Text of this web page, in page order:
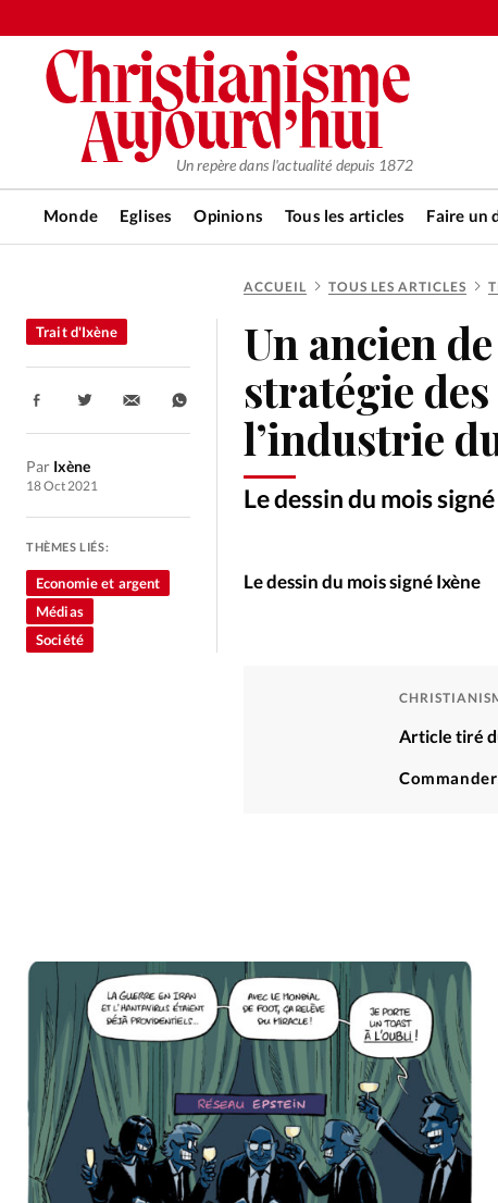
Un repère dans l'actualité depuis 1872
Monde Eglises Opinions Tous les articles Faire un
RUBRIQUES
Tous les articles
Actualité
Actualité internationale
Culture
Dossier Eglises
Génération réveil
Publireportage
Tour du monde des
Vie
ACCUEIL TOUS LES ARTICLES
Un ancien
stratégie
l’industrie
Le dessin du mois
Trait d'Ixène
Par Ixène
18 Oct 2021
Partager:
THÈMES LIÉS:
Economie et argent
Médias
Société
Le dessin du mois signé Ixène
Article tiré
Commander